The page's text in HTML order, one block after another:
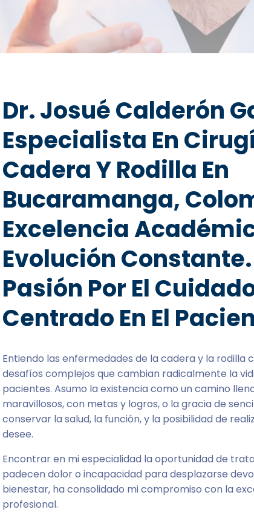
Dr. Josué Calderón
Especialista En
Cadera Y Rodilla En
Bucaramanga,
Excelencia
Evolución Constante.
Pasión Por El
Centrado En El
Entiendo las enfermedades de la cadera y la rodilla
desafíos complejos que cambian radicalmente la
pacientes. Asumo la existencia como un camino
maravillosos, con metas y logros, o la gracia de
conservar la salud, la función, y la posibilidad de
desee.
Encontrar en mi especialidad la oportunidad de
padecen dolor o incapacidad para desplazarse
bienestar, ha consolidado mi compromiso con la
profesional.